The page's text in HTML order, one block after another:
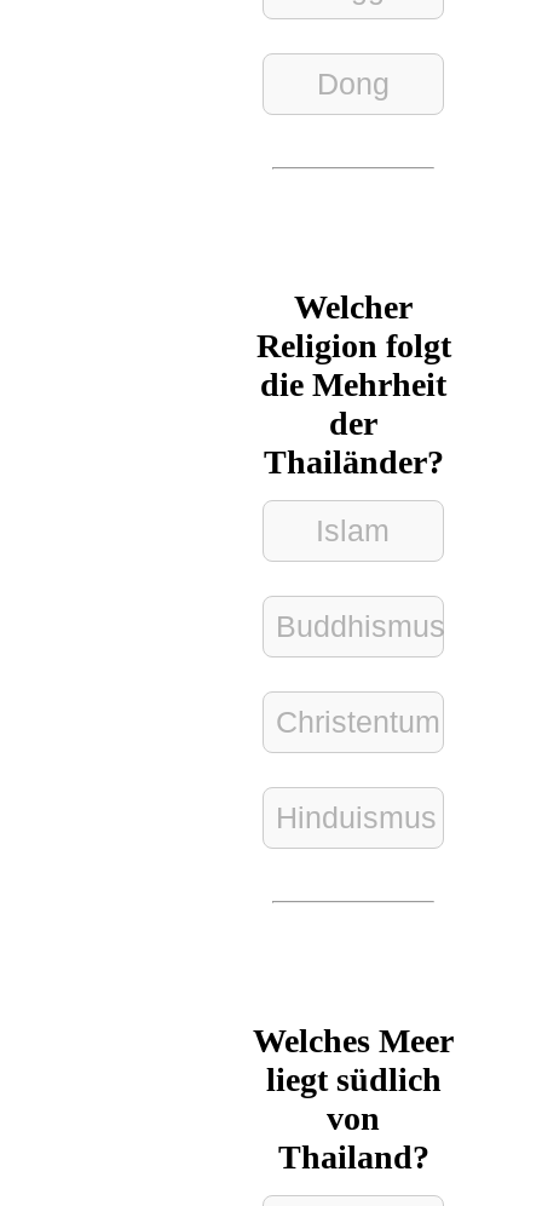
Dong
Welcher
Religion folgt
die Mehrheit
der
Thailänder?
Islam
Buddhismus
Christentum
Hinduismus
Welches Meer
liegt südlich
von
Thailand?